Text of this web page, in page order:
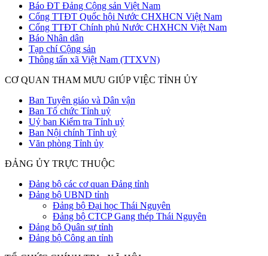
Báo ĐT Đảng Cộng sản Việt Nam
Cổng TTĐT Quốc hội Nước CHXHCN Việt Nam
Cổng TTĐT Chính phủ Nước CHXHCN Việt Nam
Báo Nhân dân
Tạp chí Cộng sản
Thông tấn xã Việt Nam (TTXVN)
CƠ QUAN THAM MƯU GIÚP VIỆC TỈNH ỦY
Ban Tuyên giáo và Dân vận
Ban Tổ chức Tỉnh uỷ
Uỷ ban Kiểm tra Tỉnh uỷ
Ban Nội chính Tỉnh uỷ
Văn phòng Tỉnh ủy
ĐẢNG ỦY TRỰC THUỘC
Đảng bộ các cơ quan Đảng tỉnh
Đảng bộ UBND tỉnh
Đảng bộ Đại học Thái Nguyên
Đảng bộ CTCP Gang thép Thái Nguyên
Đảng bộ Quân sự tỉnh
Đảng bộ Công an tỉnh